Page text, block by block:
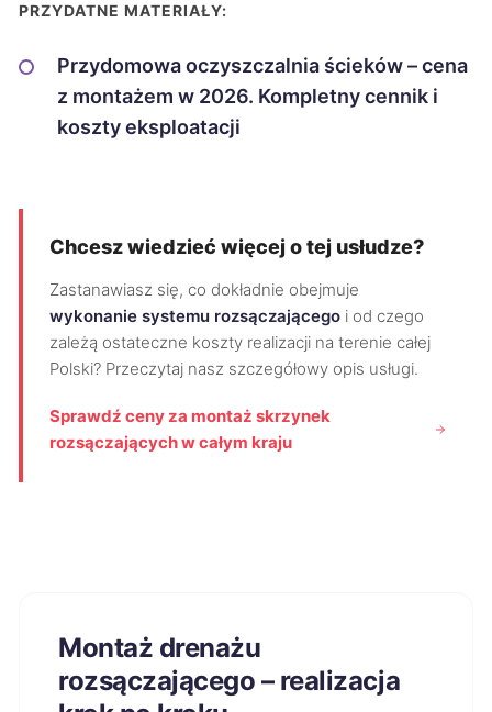
PRZYDATNE MATERIAŁY:
Przydomowa oczyszczalnia ścieków – cena
z montażem w 2026. Kompletny cennik i
koszty eksploatacji
Chcesz wiedzieć więcej o tej usłudze?
Zastanawiasz się, co dokładnie obejmuje
wykonanie systemu rozsączającego i od czego
zależą ostateczne koszty realizacji na terenie całej
Polski? Przeczytaj nasz szczegółowy opis usługi.
Sprawdź ceny za montaż skrzynek
rozsączających w całym kraju
Montaż drenażu
rozsączającego – realizacja